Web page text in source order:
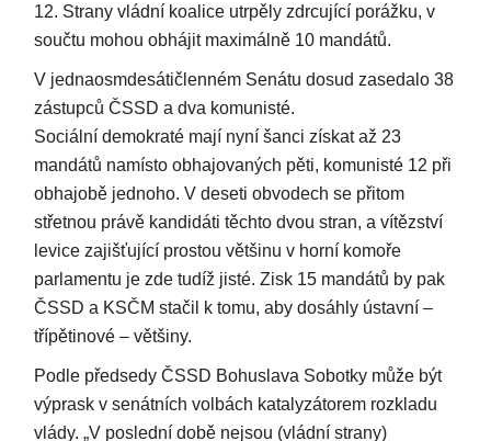
12. Strany vládní koalice utrpěly zdrcující porážku, v
součtu mohou obhájit maximálně 10 mandátů.
V jednaosmdesátičlenném Senátu dosud zasedalo 38
zástupců ČSSD a dva komunisté.
Sociální demokraté mají nyní šanci získat až 23
mandátů namísto obhajovaných pěti, komunisté 12 při
obhajobě jednoho. V deseti obvodech se přitom
střetnou právě kandidáti těchto dvou stran, a vítězství
levice zajišťující prostou většinu v horní komoře
parlamentu je zde tudíž jisté. Zisk 15 mandátů by pak
ČSSD a KSČM stačil k tomu, aby dosáhly ústavní –
třípětinové – většiny.
Podle předsedy ČSSD Bohuslava Sobotky může být
výprask v senátních volbách katalyzátorem rozkladu
vlády. „V poslední době nejsou (vládní strany)